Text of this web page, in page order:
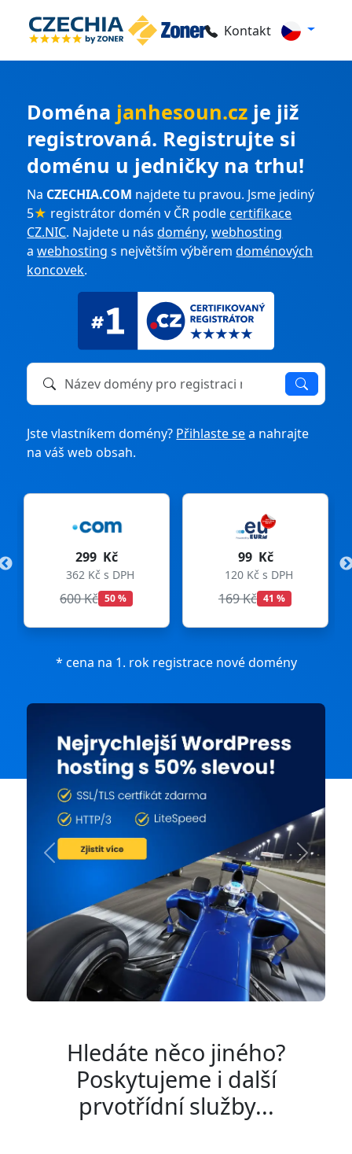
Kontakt
Doména janhesoun.cz je již
registrovaná. Registrujte si
doménu u jedničky na trhu!
Na CZECHIA.COM najdete tu pravou. Jsme jediný
5★ registrátor domén v ČR podlecertifikace
CZ.NIC. Najdete u násdomény,webhosting
awebhosting s největším výběremdoménových
koncovek.
Název domény k registraci nebo převodu
Jste vlastníkem domény? Přihlaste sea nahrajte
na váš web obsah.
299 Kč
362 Kč s DPH
600 Kč 50 %
99 Kč
120 Kč s DPH
169 Kč 41 %
* cena na 1. rok registrace nové domény
Previous Next
Hledáte něco jiného?
Poskytujeme i další
prvotřídní služby...